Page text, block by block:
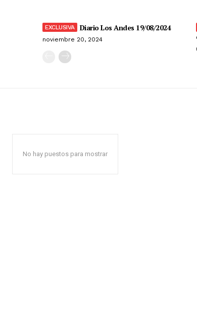
Diario Los Andes 19/08/2024
noviembre 20, 2024
No hay puestos para mostrar